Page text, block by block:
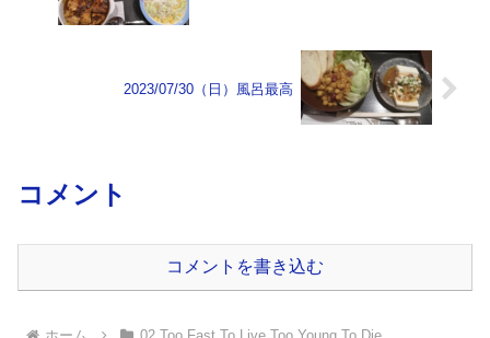
2023/07/30（日）風呂最高
コメント
コメントを書き込む